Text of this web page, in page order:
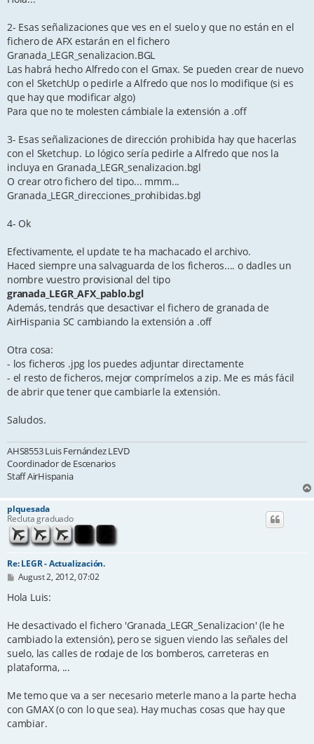
2- Esas señalizaciones que ves en el suelo y que no están en el
fichero de AFX estarán en el fichero
Granada_LEGR_senalizacion.BGL
Las habrá hecho Alfredo con el Gmax. Se pueden crear de nuevo
con el SketchUp o pedirle a Alfredo que nos lo modifique (si es
que hay que modificar algo)
Para que no te molesten cámbiale la extensión a .off
3- Esas señalizaciones de dirección prohibida hay que hacerlas
con el Sketchup. Lo lógico sería pedirle a Alfredo que nos la
incluya en Granada_LEGR_senalizacion.bgl
O crear otro fichero del tipo... mmm...
Granada_LEGR_direcciones_prohibidas.bgl
4- Ok
Efectivamente, el update te ha machacado el archivo.
Haced siempre una salvaguarda de los ficheros.... o dadles un
nombre vuestro provisional del tipo
granada_LEGR_AFX_pablo.bgl
Además, tendrás que desactivar el fichero de granada de
AirHispania SC cambiando la extensión a .off
Otra cosa:
- los ficheros .jpg los puedes adjuntar directamente
- el resto de ficheros, mejor comprímelos a zip. Me es más fácil
de abrir que tener que cambiarle la extensión.
Saludos.
AHS8553 Luis Fernández LEVD
Coordinador de Escenarios
Staff AirHispania
plquesada
Recluta graduado
Re: LEGR - Actualización.
P
s
August 2, 2012, 07:02
Hola Luis:
He desactivado el fichero 'Granada_LEGR_Senalizacion' (le he
cambiado la extensión), pero se siguen viendo las señales del
suelo, las calles de rodaje de los bomberos, carreteras en
plataforma, ...
Me temo que va a ser necesario meterle mano a la parte hecha
con GMAX (o con lo que sea). Hay muchas cosas que hay que
cambiar.